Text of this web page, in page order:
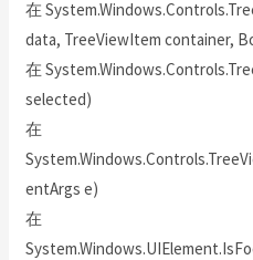
在
data, TreeViewItem container,
在
selected)
在
entArgs e)
在